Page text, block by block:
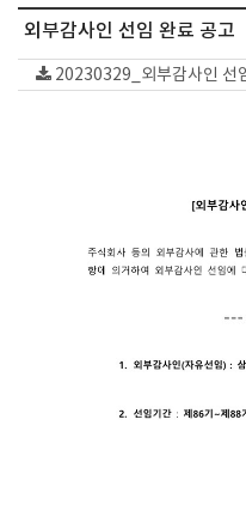
외부감사인 선임 완료 공고
20230329_외부감사인 선